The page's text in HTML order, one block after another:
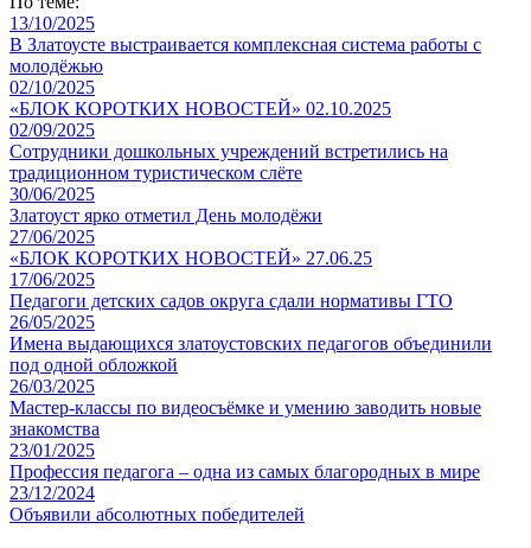
13/10/2025
В Златоусте выстраивается комплексная система работы с
молодёжью
02/10/2025
«БЛОК КОРОТКИХ НОВОСТЕЙ» 02.10.2025
02/09/2025
Сотрудники дошкольных учреждений встретились на
традиционном туристическом слёте
30/06/2025
Златоуст ярко отметил День молодёжи
27/06/2025
«БЛОК КОРОТКИХ НОВОСТЕЙ» 27.06.25
17/06/2025
Педагоги детских садов округа сдали нормативы ГТО
26/05/2025
Имена выдающихся златоустовских педагогов объединили
под одной обложкой
26/03/2025
Мастер-классы по видеосъёмке и умению заводить новые
знакомства
23/01/2025
Профессия педагога – одна из самых благородных в мире
23/12/2024
Объявили абсолютных победителей